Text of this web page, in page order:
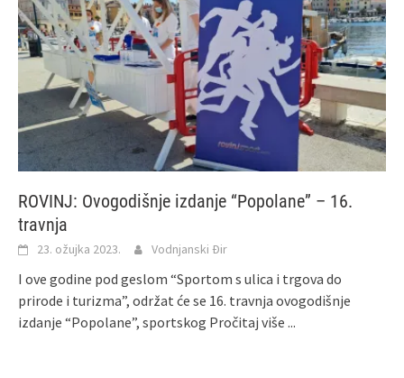
ROVINJ: Ovogodišnje izdanje “Popolane” – 16.
travnja
23. ožujka 2023. Vodnjanski Đir
I ove godine pod geslom “Sportom s ulica i trgova do
prirode i turizma”, održat će se 16. travnja ovogodišnje
izdanje “Popolane”, sportskog Pročitaj više ...